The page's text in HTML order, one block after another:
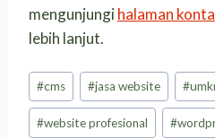
mengunjungihalaman
lebih lanjut.
Post
Tags:
#cms #jasa website #
#website profesional #